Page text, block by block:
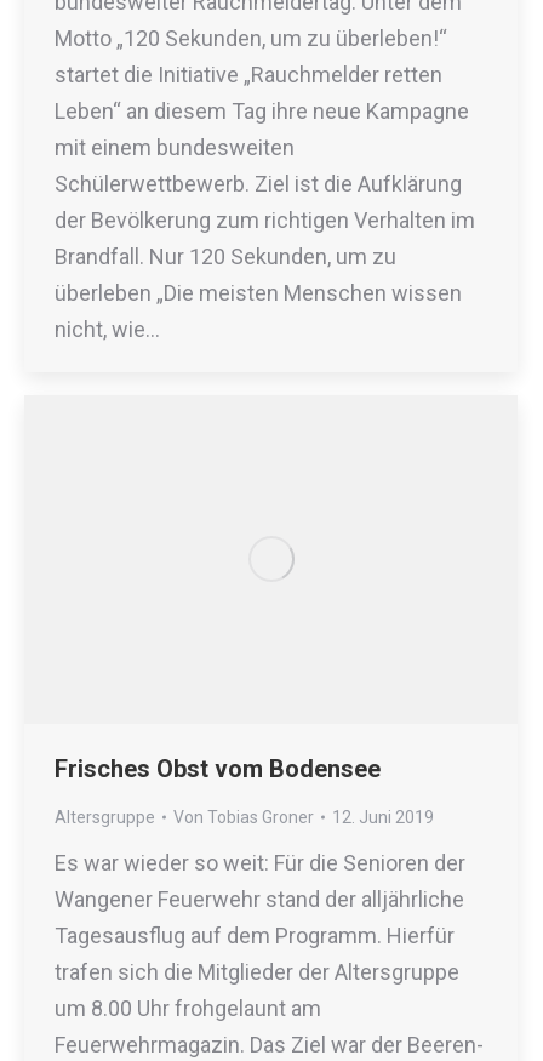
Motto „120 Sekunden, um zu überleben!“
startet die Initiative „Rauchmelder retten
Leben“ an diesem Tag ihre neue Kampagne
mit einem bundesweiten
Schülerwettbewerb. Ziel ist die Aufklärung
der Bevölkerung zum richtigen Verhalten im
Brandfall. Nur 120 Sekunden, um zu
überleben „Die meisten Menschen wissen
nicht, wie…
Frisches Obst vom Bodensee
Altersgruppe Von Tobias Groner 12. Juni 2019
Es war wieder so weit: Für die Senioren der
Wangener Feuerwehr stand der alljährliche
Tagesausflug auf dem Programm. Hierfür
trafen sich die Mitglieder der Altersgruppe
um 8.00 Uhr frohgelaunt am
Feuerwehrmagazin. Das Ziel war der Beeren-